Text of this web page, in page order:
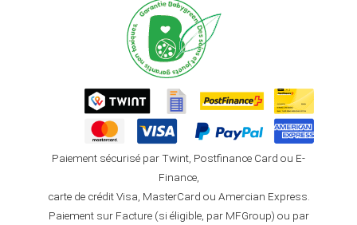
Paiement sécurisé par Twint, Postfinance Card ou E-
Finance,
carte de crédit Visa, MasterCard ou Amercian Express.
Paiement sur Facture (si éligible, par MFGroup) ou par